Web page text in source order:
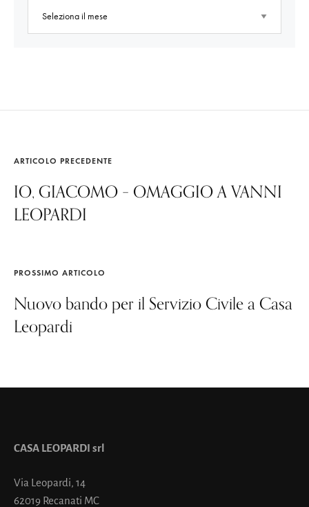
ARTICOLO PRECEDENTE
IO, GIACOMO – OMAGGIO A VANNI
LEOPARDI
PROSSIMO ARTICOLO
Nuovo bando per il Servizio Civile a Casa
Leopardi
CASA LEOPARDI srl
Via Leopardi, 14
62019 Recanati MC